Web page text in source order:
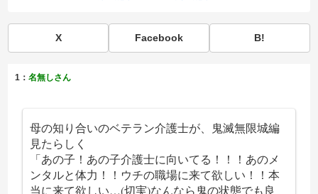
X Facebook B!
1：名無しさん
母の知り合いのベテラン介護士が、鬼滅無限城編
見たらしく
「あの子！あの子介護士に向いてる！！！あのメ
ンタルと体力！！ウチの職場に来て欲しい！！本
当に来て欲しい…(切実)なんなら鬼の状態でも良